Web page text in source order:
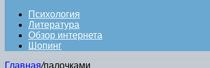
Психология
Литература
Обзор интернета
Шопинг
Главная/палочками